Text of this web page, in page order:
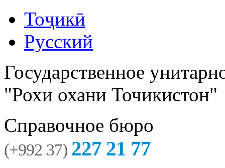
Тоҷикӣ
Русский
Государственное
"Рохи охани Точикистон"
Справочное бюро
(+992 37) 227 21 77